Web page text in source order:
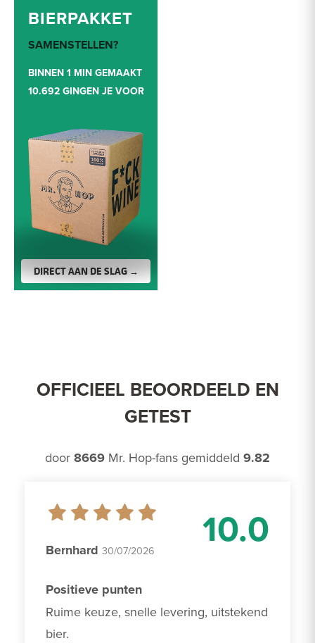
BIERPAKKET
SAMENSTELLEN?
BINNEN 1 MIN GEMAAKT
10.692 GINGEN JE VOOR
DIRECT AAN DE SLAG →
OFFICIEEL BEOORDEELD EN
GETEST
door 8669 Mr. Hop-fans gemiddeld 9.82
10.0
Bernhard 30/07/2026
Positieve punten
Ruime keuze, snelle levering, uitstekend
bier.